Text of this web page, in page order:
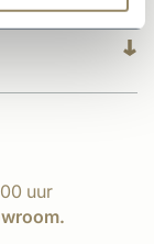
uur